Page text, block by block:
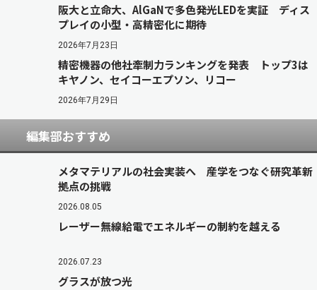
阪大と立命大、AlGaNで多色発光LEDを実証 ディス
プレイの小型・高精密化に期待
2026年7月23日
精密機器の他社牽制力ランキングを発表 トップ3は
キヤノン、セイコーエプソン、リコー
2026年7月29日
編集部おすすめ
メタマテリアルの社会実装へ 産学をつなぐ研究革新
拠点の挑戦
2026.08.05
レーザー無線給電でエネルギーの制約を越える
2026.07.23
グラスが放つ光